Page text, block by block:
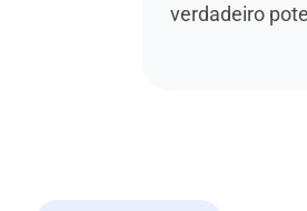
verdadeiro